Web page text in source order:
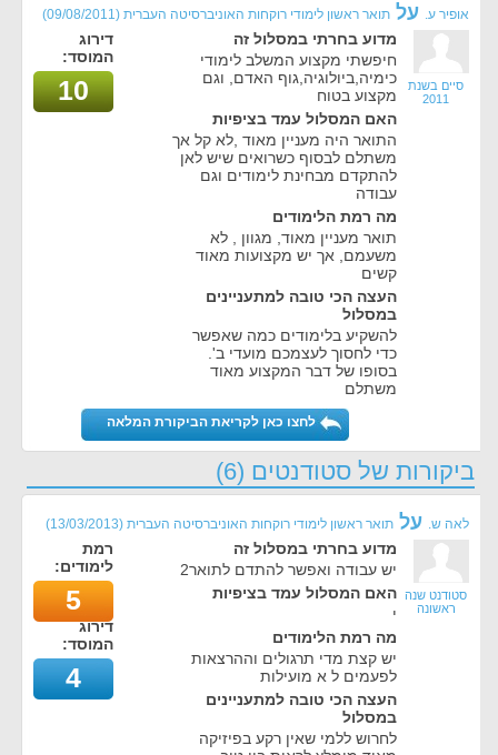
אופיר ע. על תואר ראשון לימודי רוקחות האוניברסיטה העברית (09/08/2011)
סיים בשנת
2011
מדוע בחרתי במסלול זה
חיפשתי מקצוע המשלב לימודי
כימיה,ביולוגיה,גוף האדם, וגם
מקצוע בטוח
האם המסלול עמד בציפיות
התואר היה מעניין מאוד ,לא קל אך
משתלם לבסוף כשרואים שיש לאן
להתקדם מבחינת לימודים וגם
עבודה
מה רמת הלימודים
תואר מעניין מאוד, מגוון , לא
משעמם, אך יש מקצועות מאוד
קשים
העצה הכי טובה למתעניינים
במסלול
להשקיע בלימודים כמה שאפשר
כדי לחסוך לעצמכם מועדי ב'.
בסופו של דבר המקצוע מאוד
משתלם
דירוג
המוסד:
10
לחצו כאן לקריאת הביקורת המלאה
ביקורות של סטודנטים (6)
לאה ש. על תואר ראשון לימודי רוקחות האוניברסיטה העברית (
13/03/2013
)
סטודנט שנה
ראשונה
מדוע בחרתי במסלול זה
יש עבודה ואפשר להתדם לתואר2
האם המסלול עמד בציפיות
י
מה רמת הלימודים
יש קצת מדי תרגולים וההרצאות
לפעמים ל א מועילות
העצה הכי טובה למתעניינים
במסלול
לחרוש ללמי שאין רקע בפיזיקה
רמת
לימודים:
5
דירוג
המוסד:
4